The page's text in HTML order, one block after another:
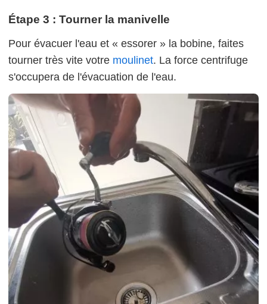
Étape 3 : Tourner la manivelle
Pour évacuer l'eau et « essorer » la bobine, faites
tourner très vite votre moulinet. La force centrifuge
s'occupera de l'évacuation de l'eau.